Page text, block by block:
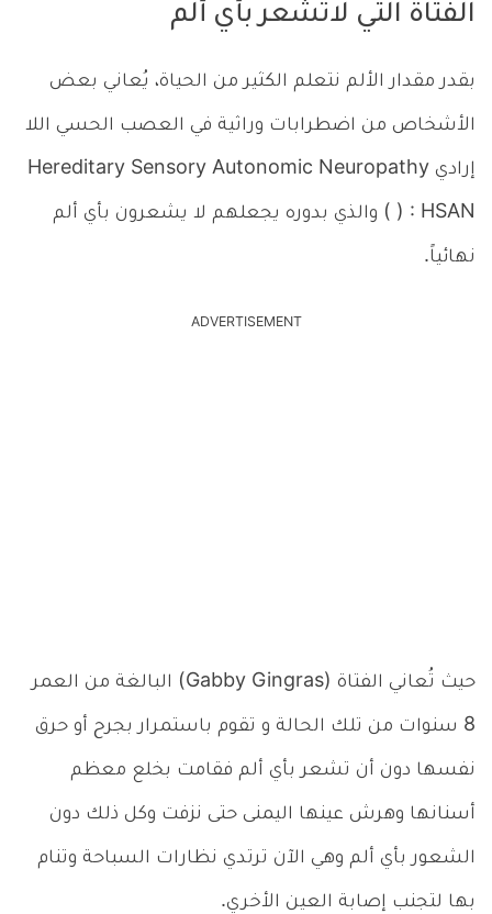
الفتاة التي لاتشعر بأي ألم
بقدر مقدار الألم نتعلم الكثير من الحياة، يُعاني بعض
الأشخاص من اضطرابات وراثية في العصب الحسي اللا
إرادي Hereditary Sensory Autonomic Neuropathy
) : HSAN ) والذي بدوره يجعلهم لا يشعرون بأي ألم
نهائياً.
ADVERTISEMENT
حيث تُعاني الفتاة (Gabby Gingras) البالغة من العمر
8 سنوات من تلك الحالة و تقوم باستمرار بجرح أو حرق
نفسها دون أن تشعر بأي ألم فقامت بخلع معظم
أسنانها وهرش عينها اليمنى حتى نزفت وكل ذلك دون
الشعور بأي ألم وهي الآن ترتدي نظارات السباحة وتنام
بها لتجنب إصابة العين الأخري.